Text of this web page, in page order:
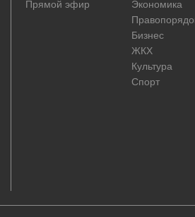
Прямой эфир
Экономика
Бизнес
ЖКХ
Культура
Спорт